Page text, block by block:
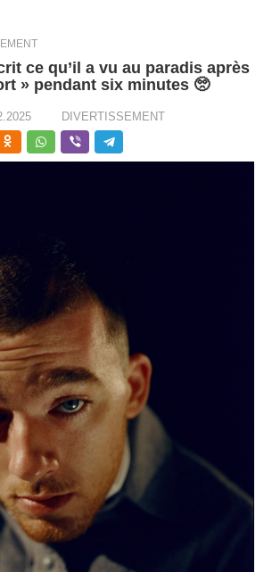
ce qu’il a vu au paradis après
» pendant six minutes 🥺
DIVERTISSEMENT